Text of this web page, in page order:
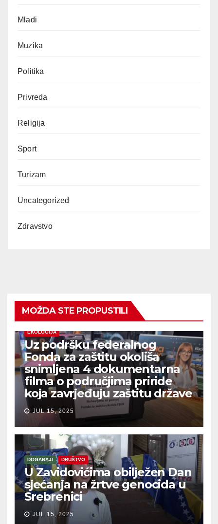
Mladi
Muzika
Politika
Privreda
Religija
Sport
Turizam
Uncategorized
Zdravstvo
MOŽDA STE PROPUSTILI
EKOLOGIJA
Uz podršku federalnog
Fonda za zaštitu okoliša
snimljena 4 dokumentarna
filma o područjima priride
koja zavrjeđuju zaštitu države
JUL 15, 2025
DOGAĐAJI DRUŠTVO
U Zavidovićima obilježen Dan
sjećanja na žrtve genocida u
Srebrenici
JUL 15, 2025